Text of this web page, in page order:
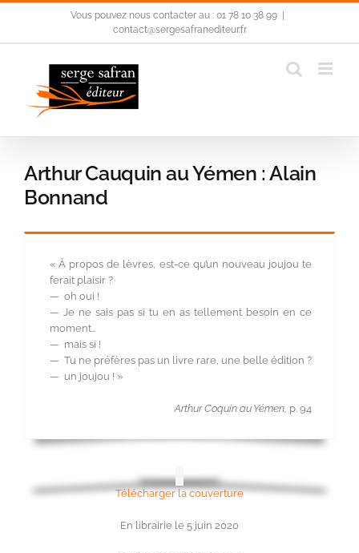
Vous pouvez nous contacter au : 01 78 10 38 99
contact@sergesafranediteur.fr
Arthur Cauquin au Yémen : Alain
Bonnand
« À propos de lèvres, est-ce qu’un nouveau joujou te
ferait plaisir ?
— oh oui !
— Je ne sais pas si tu en as tellement besoin en ce
moment…
— mais si !
— Tu ne préfères pas un livre rare, une belle édition ?
— un joujou ! »
Arthur Coquin au Yémen, p. 94
Télécharger la couverture
En librairie le 5 juin 2020